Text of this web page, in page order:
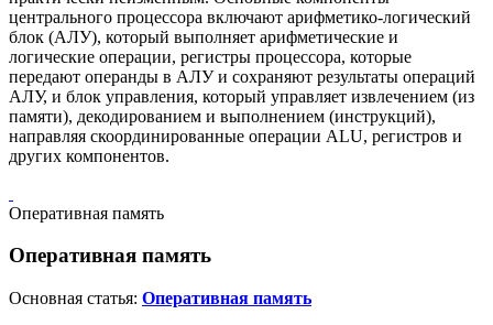
центрального процессора включают арифметико-логический
блок (АЛУ), который выполняет арифметические и
логические операции, регистры процессора, которые
передают операнды в АЛУ и сохраняют результаты операций
АЛУ, и блок управления, который управляет извлечением (из
памяти), декодированием и выполнением (инструкций),
направляя скоординированные операции ALU, регистров и
других компонентов.
Оперативная память
Оперативная память
Основная статья: Оперативная память